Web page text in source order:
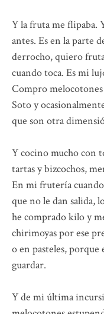
Y la fruta me flipaba.
antes. Es en la parte
derrocho, quiero
cuando toca. Es mi
Compro
Soto y
que son otra
Y cocino mucho con
tartas y bizcochos,
En mi frutería cuando
que no le dan salida,
he comprado kilo y
chirimoyas por ese
o en pasteles,
guardar.
Y de mi última